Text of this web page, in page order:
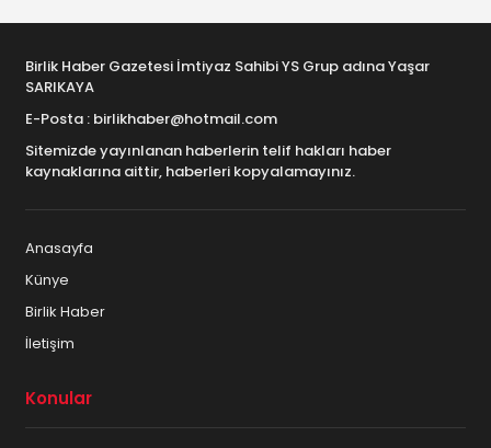
Aksaray Güvenlik ve Temizlik
Aksaray Halı-Koltuk Yıkama
Aksaray Hediye ve Hediyelik Eşya
Aksaray İkinci el – Spot
Aksaray İletişim ve Telekominikasyon
Aksaray Kargo Dağıtım Firmaları
Aksaray Kuru Temizleme
Birlik Haber Gazetesi İmtiyaz Sahibi YS Grup adına Yaşar
SARIKAYA
E-Posta : birlikhaber@hotmail.com
Sitemizde yayınlanan haberlerin telif hakları haber
kaynaklarına aittir, haberleri kopyalamayınız.
Anasayfa
Künye
Birlik Haber
İletişim
Konular